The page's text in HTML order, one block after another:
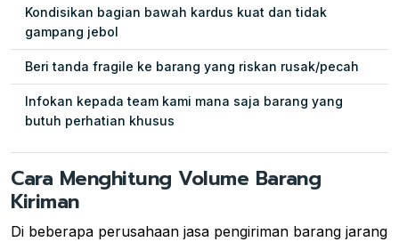
Kondisikan bagian bawah kardus kuat dan tidak
gampang jebol
Beri tanda fragile ke barang yang riskan rusak/pecah
Infokan kepada team kami mana saja barang yang
butuh perhatian khusus
Cara Menghitung Volume Barang
Kiriman
Di beberapa perusahaan jasa pengiriman barang jarang